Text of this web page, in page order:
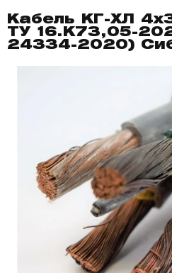
Кабель КГ-ХЛ
ТУ 16.К73,05-
24334-2020)